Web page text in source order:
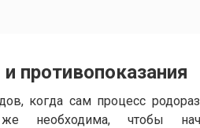
противопоказания
когда сам процесс
же необходима, чтобы